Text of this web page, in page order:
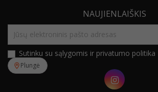
NAUJIENLAIŠKIS
Sutinku su sąlygomis ir privatumo politika
Instagram
Plungė